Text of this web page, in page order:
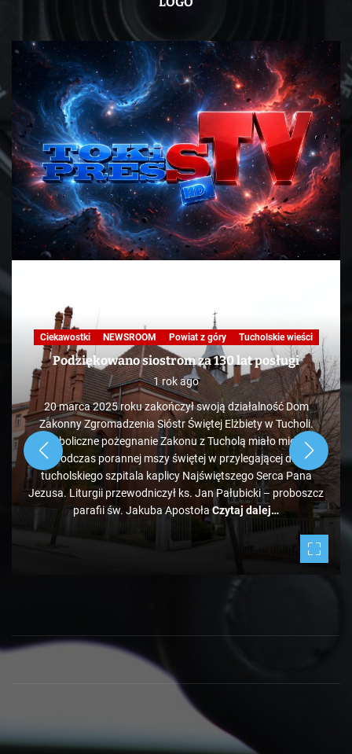
Ciekawostki NEWSROOM Powiat z góry Tucholskie wieści
Podziękowano siostrom za 130 lat posługi
1 rok ago
20 marca 2025 roku zakończył swoją działalność Dom
Zakonny Zgromadzenia Sióstr Świętej Elżbiety w Tucholi.
Symboliczne pożegnanie Zakonu z Tucholą miało miejsce
podczas porannej mszy świętej w przylegającej do
tucholskiego szpitala kaplicy Najświętszego Serca Pana
Jezusa. Liturgii przewodniczył ks. Jan Pałubicki – proboszcz
parafii św. Jakuba ApostołaCzytaj dalej…